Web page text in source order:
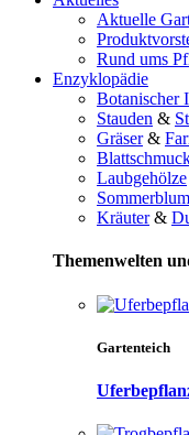
Aktuelle
Rund ums
Enzyklopädie
Botanischer
Stauden &
Gräser&
Laubgehölze
Kräuter&
Themenwelten
Gartenteich